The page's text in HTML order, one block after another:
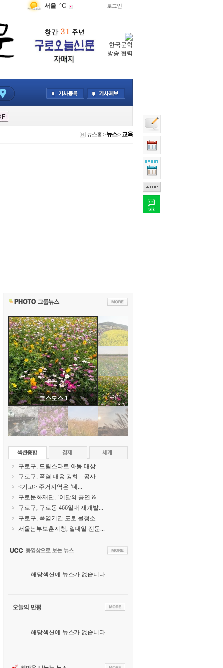
서울 °C 로그인
한국문학
방송 협력
뉴스홈>뉴스>교육
코스모스 1
구로구, 드림스타트 아동 대상 ...
구로구, 폭염 대응 강화…공사 ...
<기고> 주거지역은 ‘데...
구로문화재단, ‘이달의 공연 &...
구로구, 구로동 466일대 재개발...
구로구, 폭염기간 도로 물청소 ...
서울남부보훈지청, 일대일 전문...
해당섹션에 뉴스가 없습니다
해당섹션에 뉴스가 없습니다